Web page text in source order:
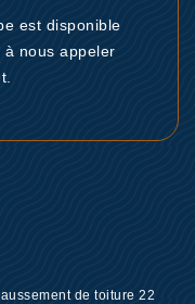
est disponible
à nous appeler
de toiture 22